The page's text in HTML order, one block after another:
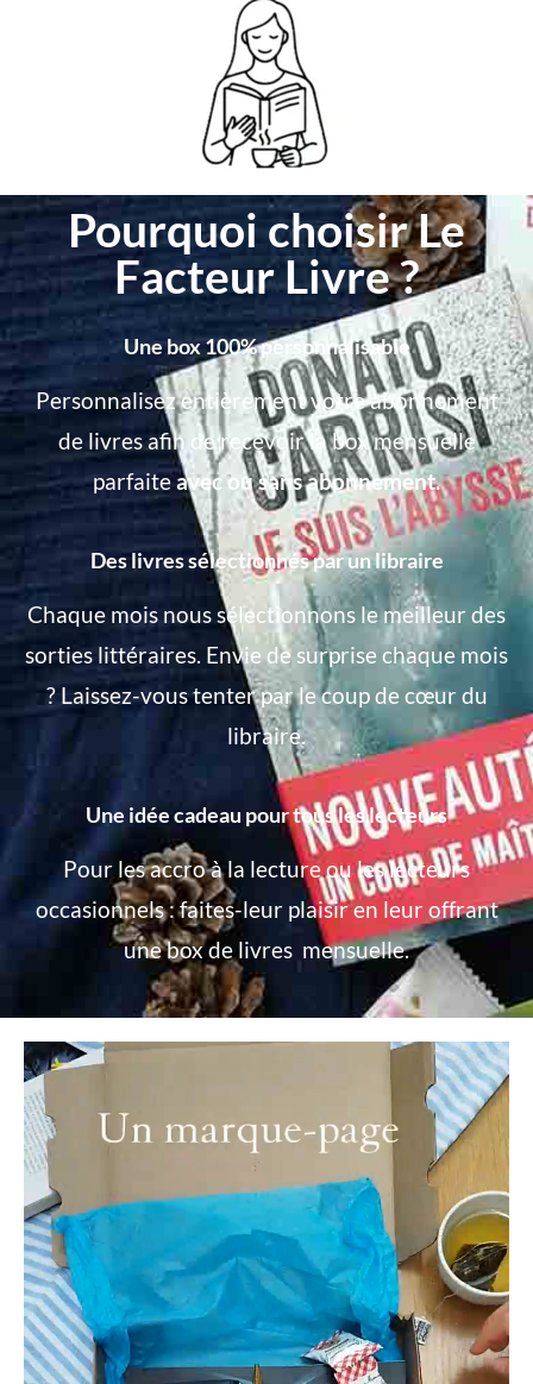
Pourquoi choisir Le
Facteur Livre ?
Une box 100% personnalisable
Personnalisez entièrement votre abonnement
de livres afin de recevoir la box mensuelle
parfaiteavec ou sans abonnement.
Des livres sélectionnés par un libraire
Chaque mois nous sélectionnons le meilleur des
sorties littéraires. Envie de surprise chaque mois
? Laissez-vous tenter par le coup de cœur du
libraire.
Une idée cadeau pour tous les lecteurs
Pour les accro à la lecture ou les lecteurs
occasionnels : faites-leur plaisir en leur offrant
une box de livres mensuelle.